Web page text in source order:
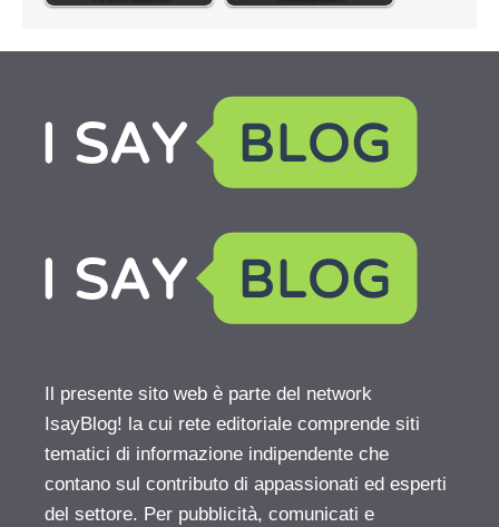
Il presente sito web è parte del network
IsayBlog! la cui rete editoriale comprende siti
tematici di informazione indipendente che
contano sul contributo di appassionati ed esperti
del settore. Per pubblicità, comunicati e